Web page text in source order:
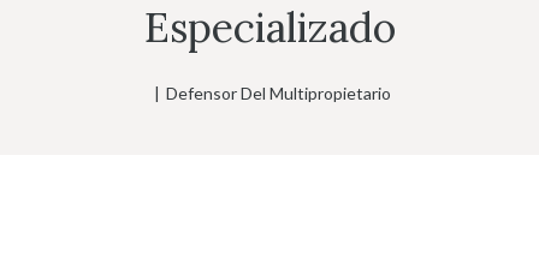
Especializado
| Defensor Del Multipropietario